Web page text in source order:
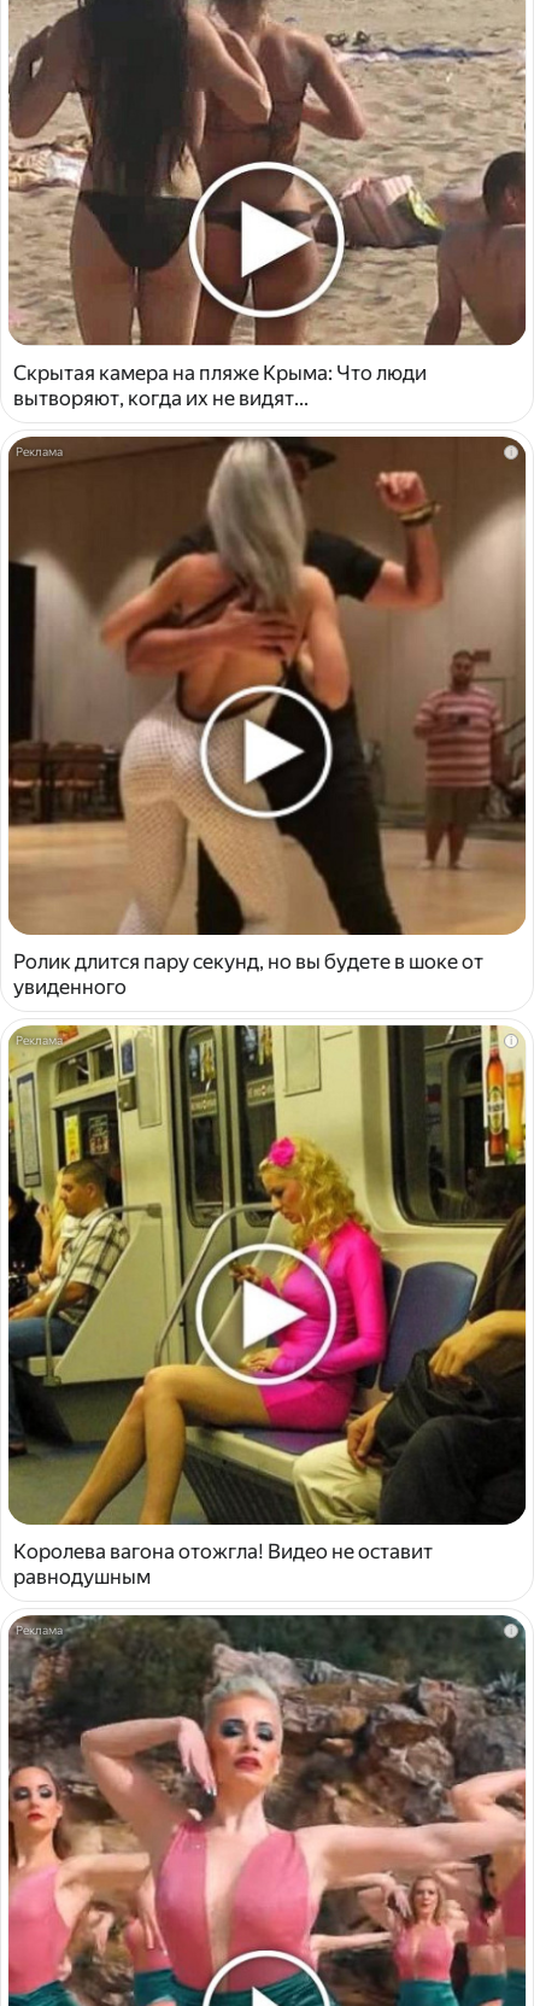
Скрытая камера на пляже Крыма: Что люди
вытворяют, когда их не видят...
i
Ролик длится пару секунд, но вы будете в шоке от
увиденного
i
Королева вагона отожгла! Видео не оставит
равнодушным
i